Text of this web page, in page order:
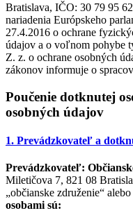
Bratislava, IČO: 30 79 95
nariadenia Európskeho
27.4.2016 o ochrane
údajov a o voľnom pohybe
Z. z. o ochrane osobných
zákonov informuje o
Poučenie dotknutej
osobných údajov
1. Prevádzkovateľ a
Prevádzkovateľ:
Miletičova 7, 821 08
„občianske združenie“
osobami sú: